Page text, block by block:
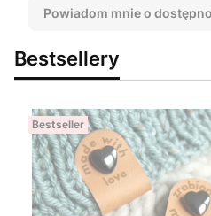
Powiadom mnie o
Bestsellery
Bestseller